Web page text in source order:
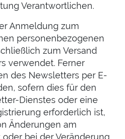
Verantwortlichen.
Anmeldung zum
personenbezogenen
zum Versand
verwendet. Ferner
des Newsletters per E-
sofern dies für den
Dienstes oder eine
erforderlich ist,
Änderungen am
bei der Veränderung